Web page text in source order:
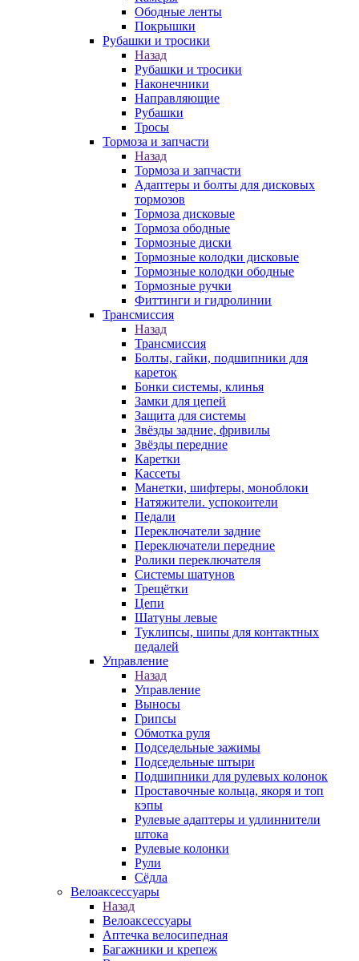
Ободные ленты
Покрышки
Рубашки и тросики
Назад
Рубашки и тросики
Наконечники
Направляющие
Рубашки
Тросы
Тормоза и запчасти
Назад
Тормоза и запчасти
Адаптеры и болты для дисковых
тормозов
Тормоза дисковые
Тормоза ободные
Тормозные диски
Тормозные колодки дисковые
Тормозные колодки ободные
Тормозные ручки
Фиттинги и гидролинии
Трансмиссия
Назад
Трансмиссия
Болты, гайки, подшипники для
кареток
Бонки системы, клинья
Замки для цепей
Защита для системы
Звёзды задние, фривилы
Звёзды передние
Каретки
Кассеты
Манетки, шифтеры, моноблоки
Натяжители. успокоители
Педали
Переключатели задние
Переключатели передние
Ролики переключателя
Системы шатунов
Трещётки
Цепи
Шатуны левые
Туклипсы, шипы для контактных
педалей
Управление
Назад
Управление
Выносы
Грипсы
Обмотка руля
Подседельные зажимы
Подседельные штыри
Подшипники для рулевых колонок
Проставочные кольца, якоря и топ
кэпы
Рулевые адаптеры и удлиннители
штока
Рулевые колонки
Рули
Сёдла
Велоаксессуары
Назад
Велоаксессуары
Аптечка велосипедная
Багажники и крепеж